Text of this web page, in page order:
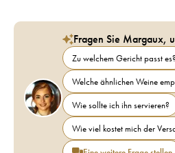
Fragen Sie Margaux,
Zu welchem Gericht passt es?
Welche ähnlichen Weine
Wie sollte ich ihn servieren?
Wie viel kostet mich der